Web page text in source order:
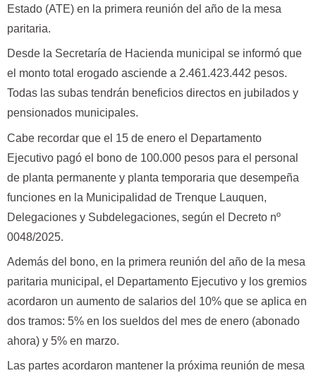
Estado (ATE) en la primera reunión del año de la mesa
paritaria.
Desde la Secretaría de Hacienda municipal se informó que
el monto total erogado asciende a 2.461.423.442 pesos.
Todas las subas tendrán beneficios directos en jubilados y
pensionados municipales.
Cabe recordar que el 15 de enero el Departamento
Ejecutivo pagó el bono de 100.000 pesos para el personal
de planta permanente y planta temporaria que desempeña
funciones en la Municipalidad de Trenque Lauquen,
Delegaciones y Subdelegaciones, según el Decreto nº
0048/2025.
Además del bono, en la primera reunión del año de la mesa
paritaria municipal, el Departamento Ejecutivo y los gremios
acordaron un aumento de salarios del 10% que se aplica en
dos tramos: 5% en los sueldos del mes de enero (abonado
ahora) y 5% en marzo.
Las partes acordaron mantener la próxima reunión de mesa